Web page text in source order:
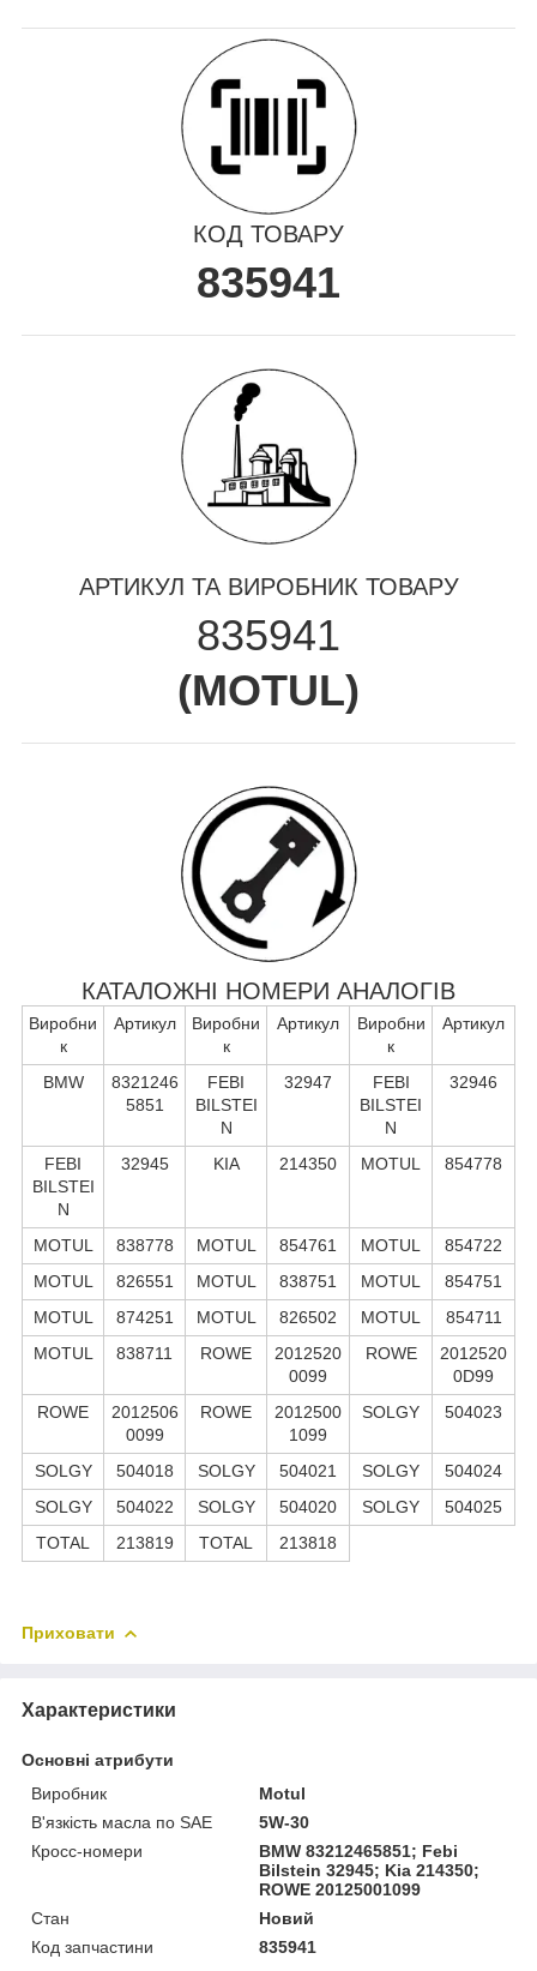
КОД ТОВАРУ
835941
АРТИКУЛ ТА ВИРОБНИК ТОВАРУ
835941
(MOTUL)
КАТАЛОЖНІ НОМЕРИ АНАЛОГІВ
Виробни
к
Артикул
Виробни
к
Артикул
Виробни
к
Артикул
BMW
8321246
5851
FEBI
BILSTEI
N
32947
FEBI
BILSTEI
N
32946
FEBI
BILSTEI
N
32945 KIA 214350 MOTUL 854778
MOTUL 838778 MOTUL 854761 MOTUL
854722
MOTUL
826551 MOTUL 838751 MOTUL
854751
MOTUL
874251 MOTUL 826502 MOTUL
854711
MOTUL
838711 ROWE
2012520
0099
ROWE
2012520
0D99
ROWE
2012506
0099
ROWE
2012500
1099
SOLGY 504023
SOLGY 504018 SOLGY 504021 SOLGY
504024
SOLGY
504022 SOLGY 504020 SOLGY
504025
TOTAL
213819 TOTAL 213818
Приховати
Характеристики
Основні атрибути
Виробник
Motul
В'язкість масла по SAE
5W-30
Кросс-номери
BMW 83212465851; Febi
Bilstein 32945; Kia 214350;
ROWE 20125001099
Стан
Новий
Код запчастини
835941